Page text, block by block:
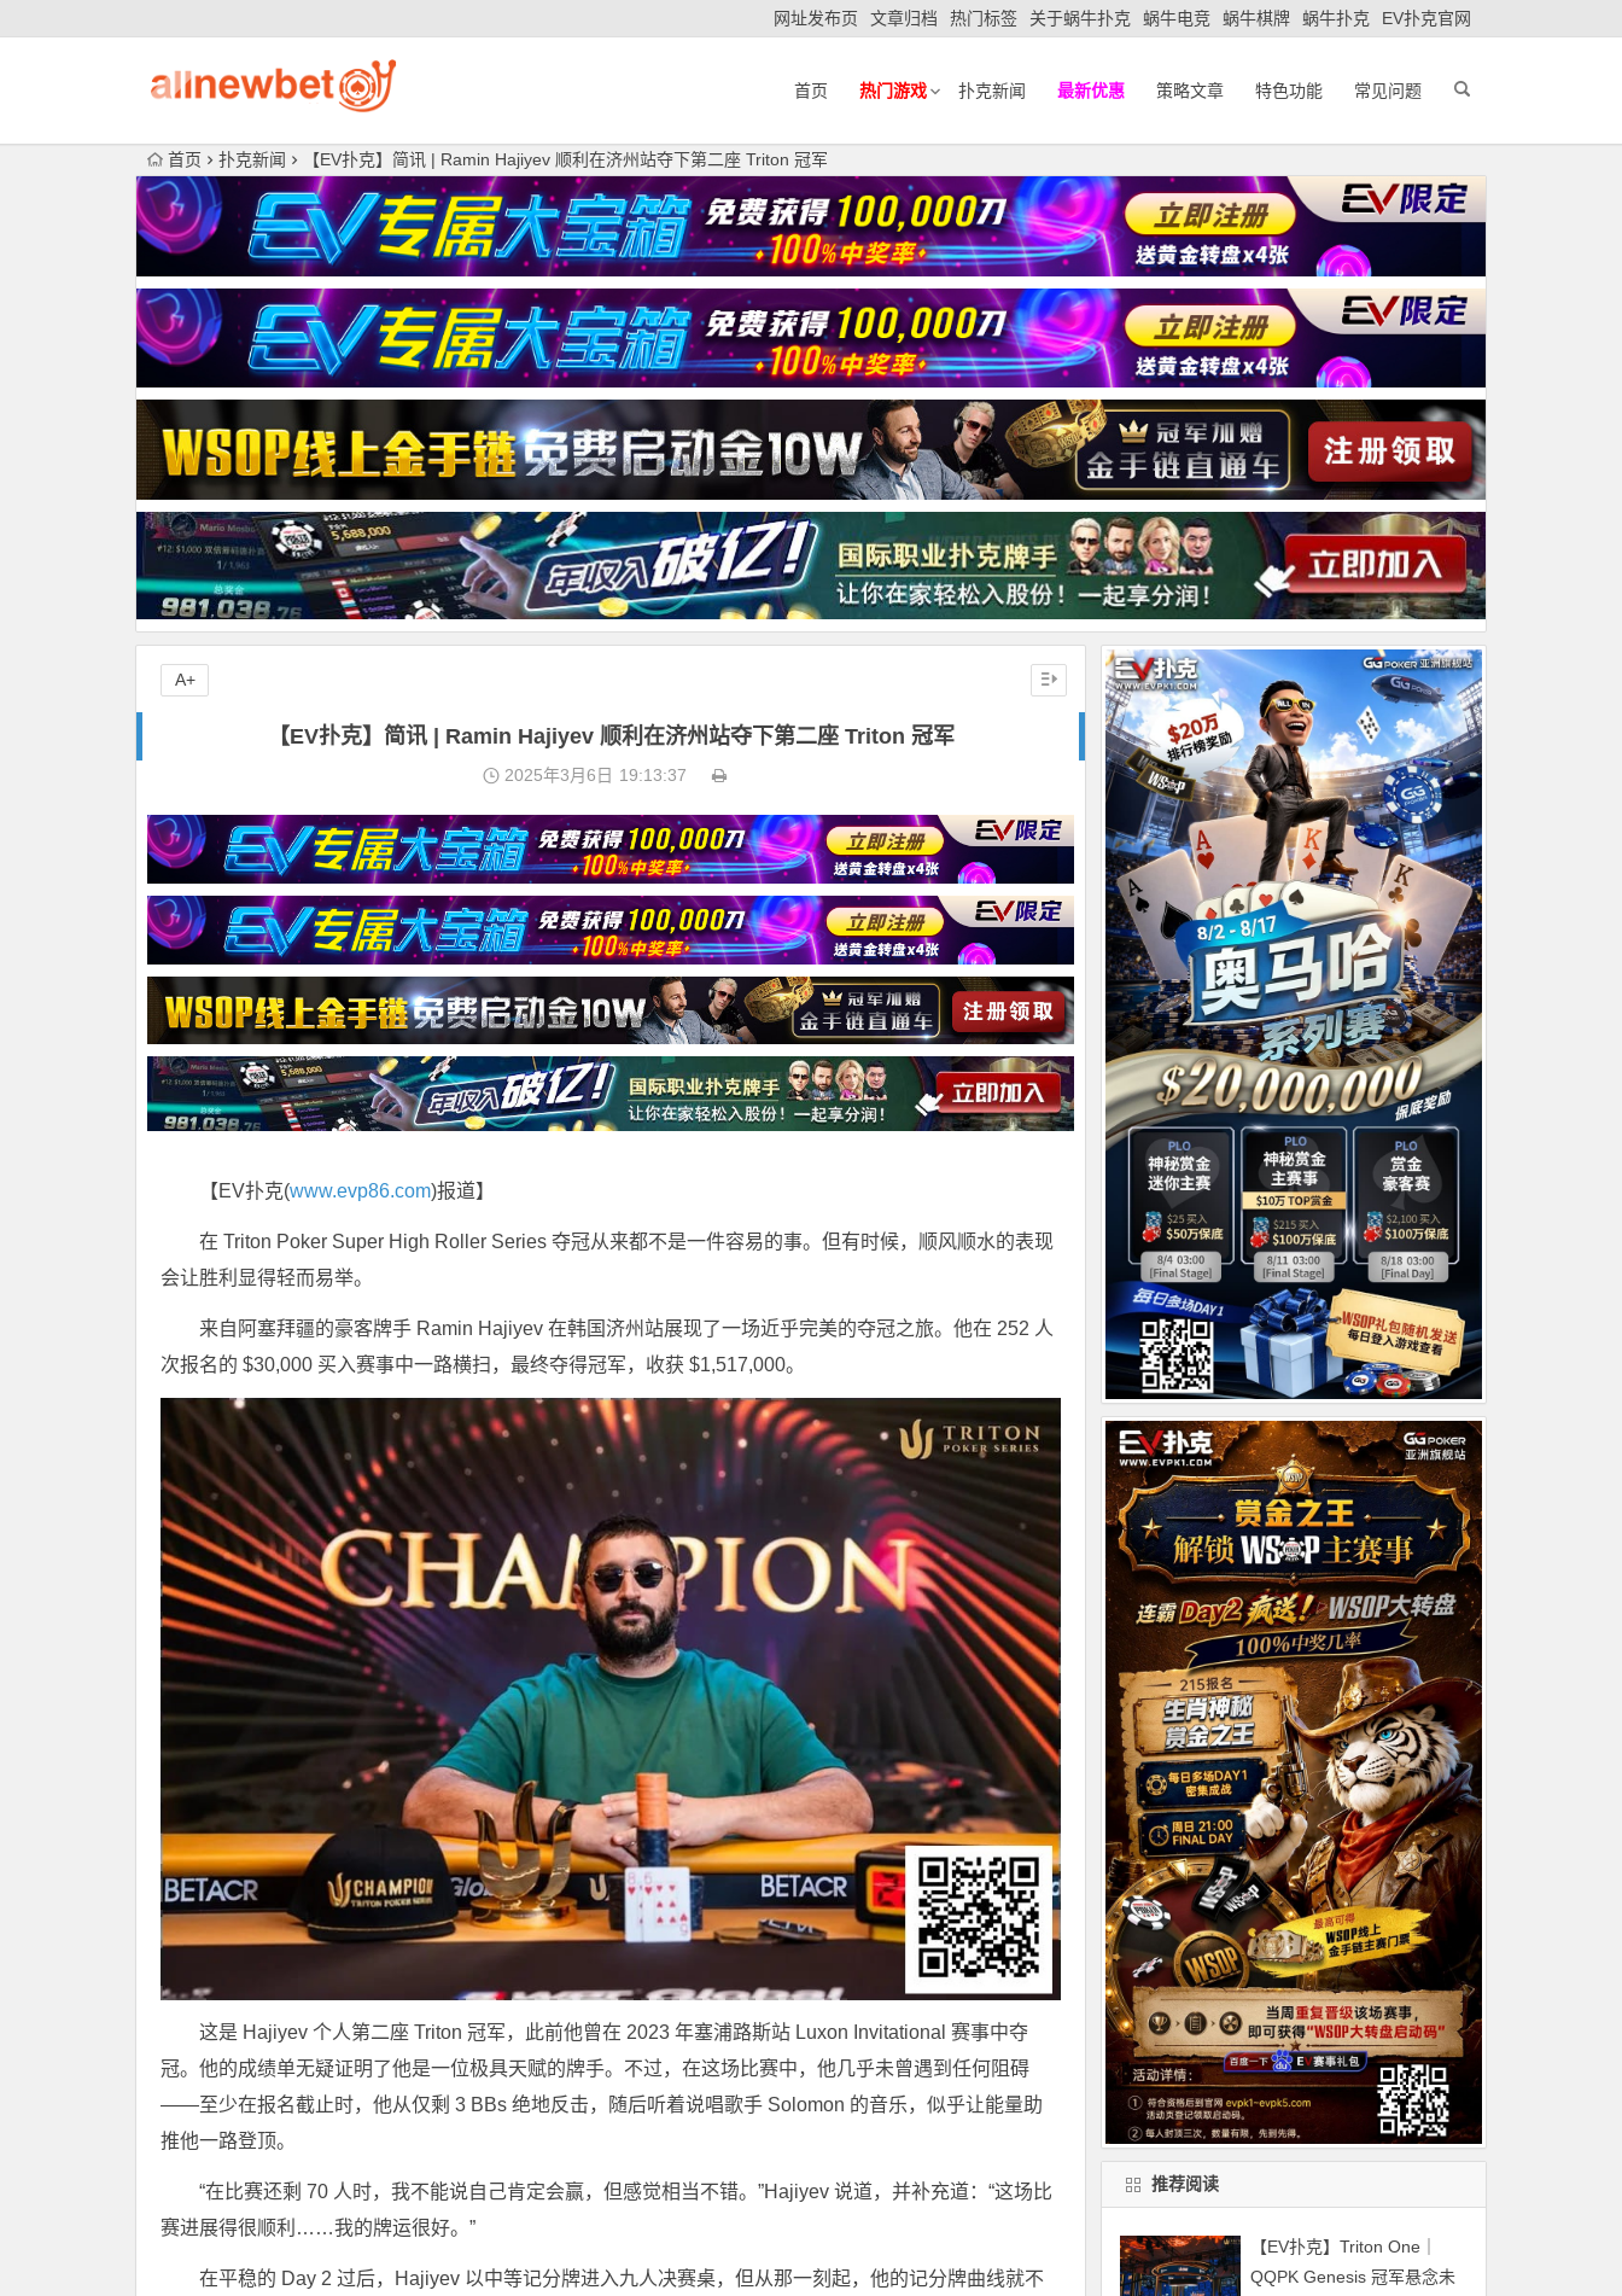
网址发布页 文章归档 热门标签 关于蜗牛扑克 蜗牛电竞 蜗牛棋牌 蜗牛扑克 EV扑克官网
首页 热门游戏 扑克新闻 最新优惠 策略文章 特色功能 常见问题
首页 扑克新闻 【EV扑克】简讯 | Ramin Hajiyev 顺利在济州站夺下第二座 Triton 冠军
【EV扑克】简讯 | Ramin Hajiyev 顺利在济州站夺下第二座 Triton 冠军
2025年3月6日 19:13:37
【EV扑克(www.evp86.com)报道】
在 Triton Poker Super High Roller Series 夺冠从来都不是一件容易的事。但有时候，顺风顺水的表现
会让胜利显得轻而易举。
来自阿塞拜疆的豪客牌手 Ramin Hajiyev 在韩国济州站展现了一场近乎完美的夺冠之旅。他在 252 人
次报名的 $30,000 买入赛事中一路横扫，最终夺得冠军，收获 $1,517,000。
这是 Hajiyev 个人第二座 Triton 冠军，此前他曾在 2023 年塞浦路斯站 Luxon Invitational 赛事中夺
冠。他的成绩单无疑证明了他是一位极具天赋的牌手。不过，在这场比赛中，他几乎未曾遇到任何阻碍
——至少在报名截止时，他从仅剩 3 BBs 绝地反击，随后听着说唱歌手 Solomon 的音乐，似乎让能量助
推他一路登顶。
“在比赛还剩 70 人时，我不能说自己肯定会赢，但感觉相当不错。”Hajiyev 说道，并补充道：“这场比
赛进展得很顺利……我的牌运很好。”
在平稳的 Day 2 过后，Hajiyev 以中等记分牌进入九人决赛桌，但从那一刻起，他的记分牌曲线就不
A+
推荐阅读
【EV扑克】Triton One｜
QQPK Genesis 冠军悬念未